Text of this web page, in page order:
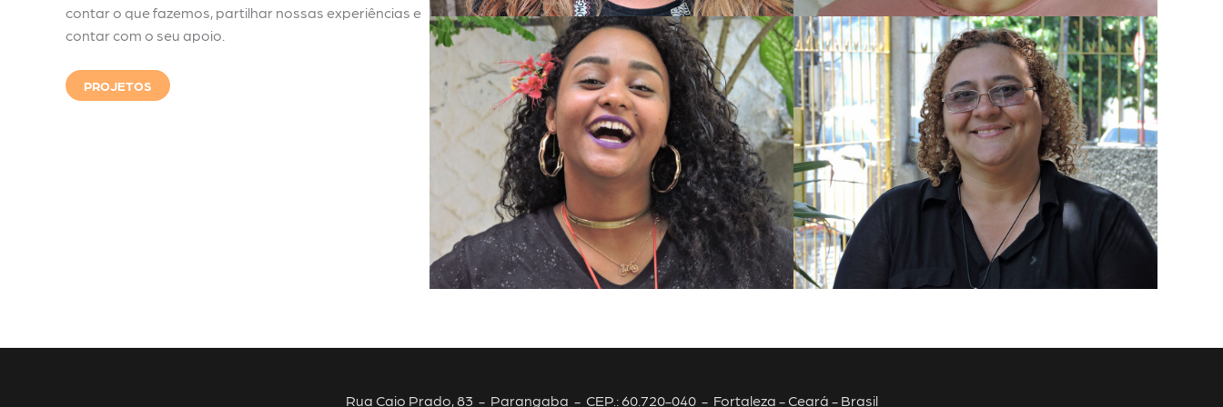
contar o que fazemos, partilhar nossas experiências e
contar com o seu apoio.
PROJETOS
Rua Caio Prado, 83 - Parangaba - CEP.: 60.720-040 - Fortaleza - Ceará - Brasil